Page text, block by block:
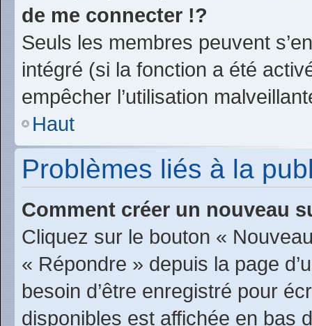
de me connecter !?
Seuls les membres peuvent
intégré (si la fonction a été
empêcher l’utilisation
Haut
Problèmes liés à la
Comment créer un nouveau
Cliquez sur le bouton «
« Répondre » depuis la page
besoin d’être enregistré pour
disponibles est affichée en bas